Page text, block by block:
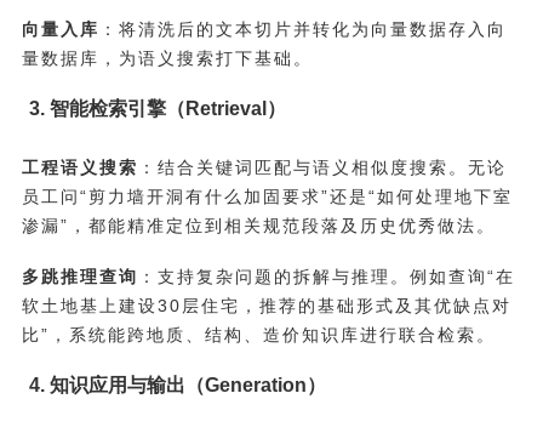
向量入库 ：将清洗后的文本切片并转化为向量数据存入向
量数据库，为语义搜索打下基础。
3. 智能检索引擎（Retrieval）
工程语义搜索 ：结合关键词匹配与语义相似度搜索。无论
员工问“剪力墙开洞有什么加固要求”还是“如何处理地下室
渗漏”，都能精准定位到相关规范段落及历史优秀做法。
多跳推理查询 ：支持复杂问题的拆解与推理。例如查询“在
软土地基上建设30层住宅，推荐的基础形式及其优缺点对
比”，系统能跨地质、结构、造价知识库进行联合检索。
4. 知识应用与输出（Generation）